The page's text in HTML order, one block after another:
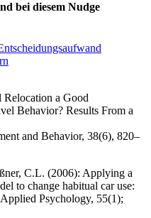
bei diesem Nudge
Relocation a Good
Behavior? Results From a
and Behavior, 38(6), 820–
C.L. (2006): Applying a
to change habitual car use:
Psychology, 55(1);